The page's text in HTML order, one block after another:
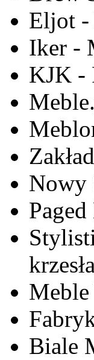
Eljot -
Iker -
KJK -
Nowy
Meble
Biale